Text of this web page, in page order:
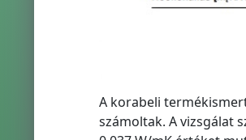
A korabeli
számoltak. A vizsgálat